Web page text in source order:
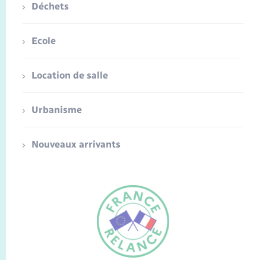
FR
Déchets
Ecole
Location de salle
Urbanisme
Nouveaux arrivants